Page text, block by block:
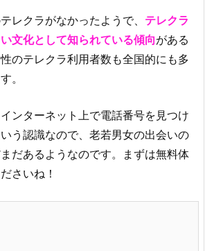
レクラがなかったようで、 テレクラ
文化として知られている傾向がある
のテレクラ利用者数も全国的にも多
。
ンターネット上で電話番号を見つけ
う認識なので、老若男女の出会いの
だあるようなのです。まずは無料体
さいね！